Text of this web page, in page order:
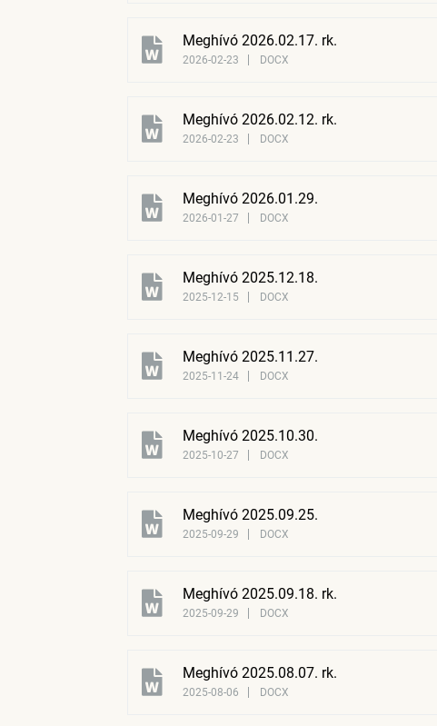
Meghívó 2026.02.17. rk.
2026-02-23 DOCX
Meghívó 2026.02.12. rk.
2026-02-23 DOCX
Meghívó 2026.01.29.
2026-01-27 DOCX
Meghívó 2025.12.18.
2025-12-15 DOCX
Meghívó 2025.11.27.
2025-11-24 DOCX
Meghívó 2025.10.30.
2025-10-27 DOCX
Meghívó 2025.09.25.
2025-09-29 DOCX
Meghívó 2025.09.18. rk.
2025-09-29 DOCX
Meghívó 2025.08.07. rk.
2025-08-06 DOCX